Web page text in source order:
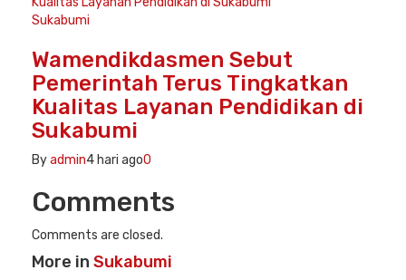
Sukabumi
Wamendikdasmen Sebut
Pemerintah Terus Tingkatkan
Kualitas Layanan Pendidikan di
Sukabumi
Byadmin4 hari ago0
Comments
Comments are closed.
More in Sukabumi